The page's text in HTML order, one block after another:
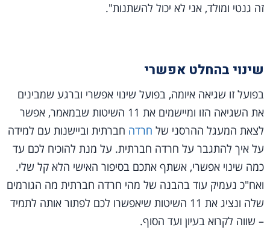
זה גנטי ומולד, אני לא יכול להשתנות".
שינוי בהחלט אפשרי
בפועל זו שגיאה איומה, בפועל שינוי אפשרי וברגע שמבינים
את השגיאה הזו ומיישמים את 11 השיטות שבמאמר, אפשר
לצאת המעגל ההרסני של חרדה חברתית וביישנות עם למידה
על איך להתגבר על חרדה חברתית. על מנת להוכיח לכם עד
כמה שינוי אפשרי, אשתף אתכם בסיפור האישי הלא קל שלי.
ואח"כ נעמיק עוד בהבנה של מהי חרדה חברתית מה הגורמים
שלה ונציג את 11 השיטות שיאפשרו לכם לפתור אותה לתמיד
– שווה לקרוא בעיון ועד הסוף.